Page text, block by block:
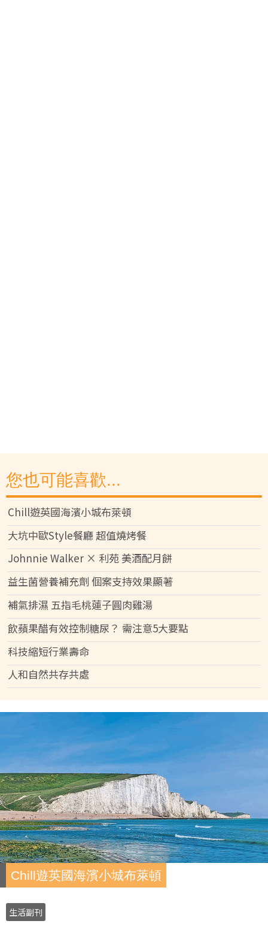
您也可能喜歡...
Chill遊英國海濱小城布萊頓
大坑中歐Style餐廳 超值燒烤餐
Johnnie Walker × 利苑 美酒配月餅
益生菌營養補充劑 個案支持效果顯著
補氣排濕 五指毛桃蓮子圓肉雞湯
飲蘋果醋有效控制糖尿？ 需注意5大要點
科技縮短行業壽命
人和自然共存共處
Chill遊英國海濱小城布萊頓
生活副刊